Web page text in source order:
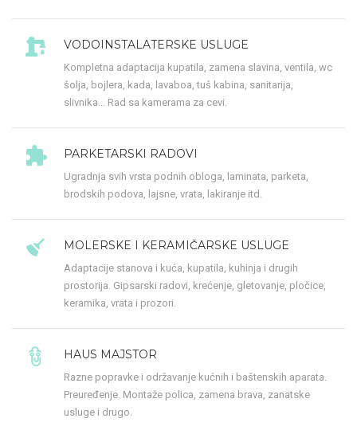
VODOINSTALATERSKE USLUGE
Kompletna adaptacija kupatila, zamena slavina, ventila, wc
šolja, bojlera, kada, lavaboa, tuš kabina, sanitarija,
slivnika... Rad sa kamerama za cevi.
PARKETARSKI RADOVI
Ugradnja svih vrsta podnih obloga, laminata, parketa,
brodskih podova, lajsne, vrata, lakiranje itd.
MOLERSKE I KERAMIČARSKE USLUGE
Adaptacije stanova i kuća, kupatila, kuhinja i drugih
prostorija. Gipsarski radovi, krećenje, gletovanje, pločice,
keramika, vrata i prozori.
HAUS MAJSTOR
Razne popravke i održavanje kućnih i baštenskih aparata.
Preuređenje. Montaže polica, zamena brava, zanatske
usluge i drugo.